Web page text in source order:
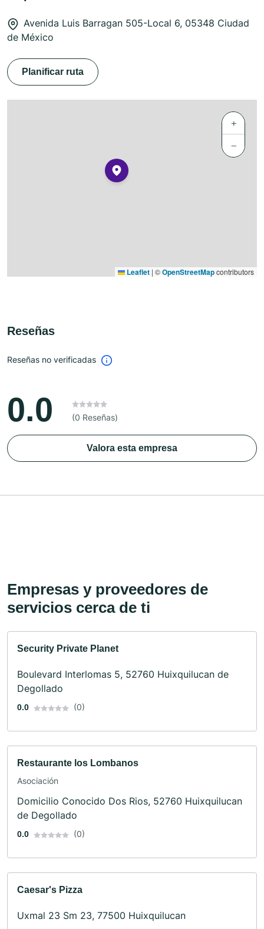
Avenida Luis Barragan 505-Local 6, 05348 Ciudad
de México
Planificar ruta
+
−
Leaflet | ©OpenStreetMapcontributors
Reseñas
Reseñas no verificadas
0.0 (0 Reseñas)
Valora esta empresa
Empresas y proveedores de
servicios cerca de ti
Security Private Planet
Boulevard Interlomas 5, 52760 Huixquilucan de
Degollado
0.0 (0)
Restaurante los Lombanos
Asociación
Domicilio Conocido Dos Rios, 52760 Huixquilucan
de Degollado
0.0 (0)
Caesar's Pizza
Uxmal 23 Sm 23, 77500 Huixquilucan